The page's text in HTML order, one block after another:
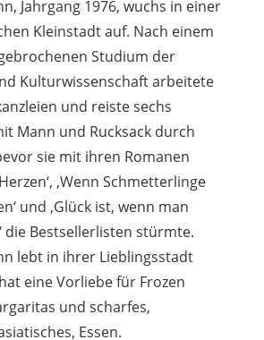
Jahrgang 1976, wuchs in einer
Kleinstadt auf. Nach einem
Studium der
Kulturwissenschaft arbeitete
und reiste sechs
Mann und Rucksack durch
sie mit ihren Romanen
‚Wenn Schmetterlinge
und ‚Glück ist, wenn man
die Bestsellerlisten stürmte.
lebt in ihrer Lieblingsstadt
eine Vorliebe für Frozen
und scharfes,
Essen.